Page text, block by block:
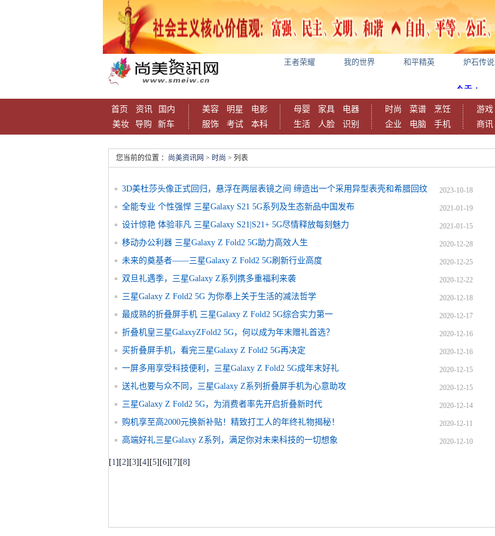
王者荣耀 我的世界 和平精英 炉石传说
首页 资讯
国内
美妆
导购 新车
美容 明星
电影
服饰
考试 本科
母婴 家具
电器
生活
人脸 识别
时尚 菜谱
烹饪
企业
电脑 手机
游戏
商讯
您当前的位置 ： 尚美资讯网 > 时尚 > 列表
2023-10-18
3D美杜莎头像正式回归，悬浮在两层表镜之间 缔造出一个采用异型表壳和希腊回纹
图案顶圈的新型女性时计系列
2021-01-19
全能专业 个性强悍 三星Galaxy S21 5G系列及生态新品中国发布
2021-01-15
设计惊艳 体验非凡 三星Galaxy S21|S21+ 5G尽情释放每刻魅力
2020-12-28
移动办公利器 三星Galaxy Z Fold2 5G助力高效人生
2020-12-25
未来的奠基者——三星Galaxy Z Fold2 5G刷新行业高度
2020-12-22
双旦礼遇季，三星Galaxy Z系列携多重福利来袭
2020-12-18
三星Galaxy Z Fold2 5G 为你奉上关于生活的减法哲学
2020-12-17
最成熟的折叠屏手机 三星Galaxy Z Fold2 5G综合实力第一
2020-12-16
折叠机皇三星GalaxyZFold2 5G，何以成为年末赠礼首选？
2020-12-16
买折叠屏手机，看完三星Galaxy Z Fold2 5G再决定
2020-12-15
一屏多用享受科技便利，三星Galaxy Z Fold2 5G成年末好礼
2020-12-15
送礼也要与众不同，三星Galaxy Z系列折叠屏手机为心意助攻
2020-12-14
三星Galaxy Z Fold2 5G，为消费者率先开启折叠新时代
2020-12-11
购机享至高2000元换新补贴！精致打工人的年终礼物揭秘！
2020-12-10
高端好礼三星Galaxy Z系列，满足你对未来科技的一切想象
[1] [2] [3] [4] [5] [6] [7] [8]